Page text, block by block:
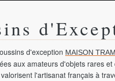
d'exception MAISON
aux amateurs d'objets rares
l'artisanat français à